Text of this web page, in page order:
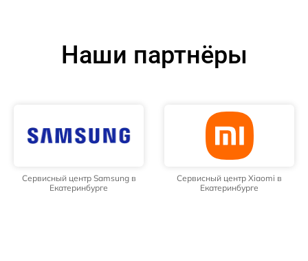
Наши партнёры
Сервисный центр Samsung в
Екатеринбурге
Сервисный центр Xiaomi в
Екатеринбурге